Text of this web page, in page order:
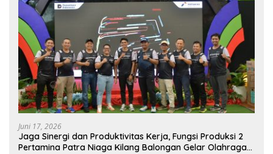
Juni 17, 2026
Jaga Sinergi dan Produktivitas Kerja, Fungsi Produksi 2
Pertamina Patra Niaga Kilang Balongan Gelar Olahraga